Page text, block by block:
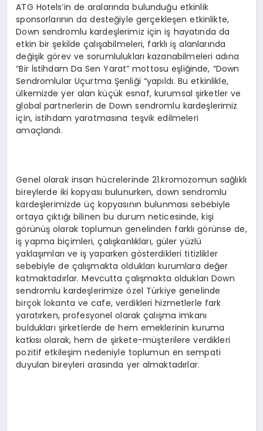
ATG Hotels’in de aralarında bulunduğu etkinlik
sponsorlarının da desteğiyle gerçekleşen etkinlikte,
Down sendromlu kardeşlerimiz için iş hayatında da
etkin bir şekilde çalışabilmeleri, farklı iş alanlarında
değişik görev ve sorumlulukları kazanabilmeleri adına
“Bir İstihdam Da Sen Yarat” mottosu eşliğinde, “Down
Sendromlular Uçurtma Şenliği “yapıldı. Bu etkinlikle,
ülkemizde yer alan küçük esnaf, kurumsal şirketler ve
global partnerlerin de Down sendromlu kardeşlerimiz
için, istihdam yaratmasına teşvik edilmeleri
amaçlandı.
Genel olarak insan hücrelerinde 21.kromozomun sağlıklı
bireylerde iki kopyası bulunurken, down sendromlu
kardeşlerimizde üç kopyasının bulunması sebebiyle
ortaya çıktığı bilinen bu durum neticesinde, kişi
görünüş olarak toplumun genelinden farklı görünse de,
iş yapma biçimleri, çalışkanlıkları, güler yüzlü
yaklaşımları ve iş yaparken gösterdikleri titizlikler
sebebiyle de çalışmakta oldukları kurumlara değer
katmaktadırlar. Mevcutta çalışmakta oldukları Down
sendromlu kardeşlerimize özel Türkiye genelinde
birçok lokanta ve cafe, verdikleri hizmetlerle fark
yaratırken, profesyonel olarak çalışma imkanı
buldukları şirketlerde de hem emeklerinin kuruma
katkısı olarak, hem de şirkete-müşterilere verdikleri
pozitif etkileşim nedeniyle toplumun en sempati
duyulan bireyleri arasında yer almaktadırlar.